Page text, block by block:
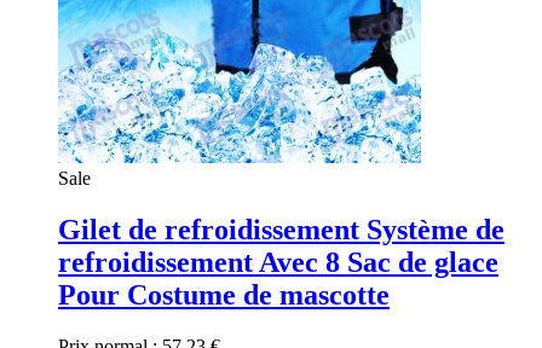
Sale
Gilet de refroidissement Système de
refroidissement Avec 8 Sac de glace
Pour Costume de mascotte